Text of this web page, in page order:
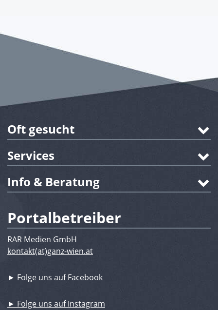
Oft gesucht
Services
Info & Beratung
Portalbetreiber
RAR Medien GmbH
kontakt(at)ganz-wien.at
► Folge uns auf Facebook
► Folge uns auf Instagram